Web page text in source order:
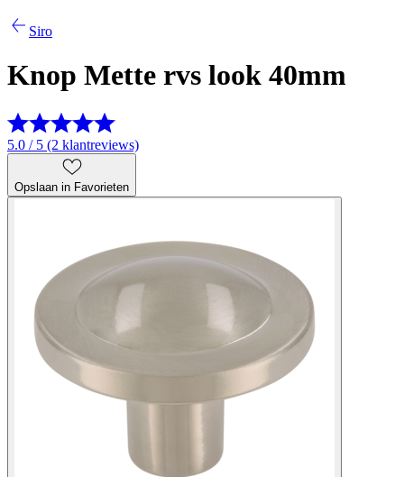
Siro
Knop Mette rvs look 40mm
5.0 / 5 (2 klantreviews)
Opslaan in Favorieten